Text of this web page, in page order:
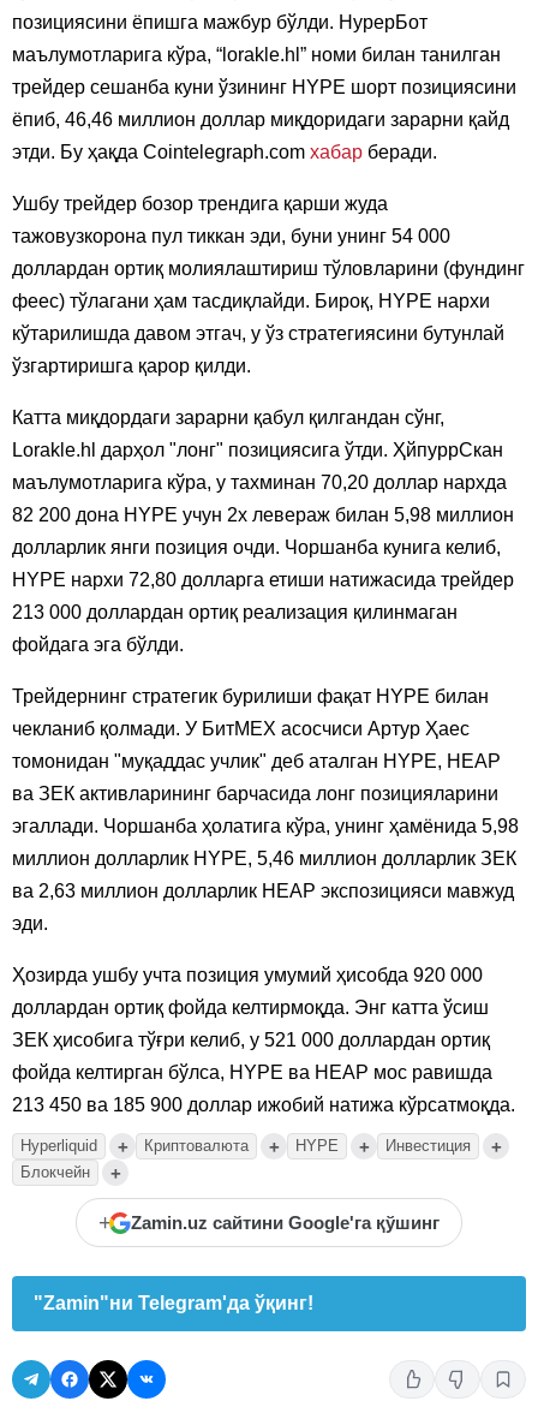
позициясини ёпишга мажбур бўлди. HypeрБот
маълумотларига кўра, “lorakle.hl” номи билан танилган
трейдер сешанба куни ўзининг HYPE шорт позициясини
ёпиб, 46,46 миллион доллар миқдоридаги зарарни қайд
этди. Бу ҳақда Cointelegraph.com хабар беради.
Ушбу трейдер бозор трендига қарши жуда
тажовузкорона пул тиккан эди, буни унинг 54 000
доллардан ортиқ молиялаштириш тўловларини (фундинг
феес) тўлагани ҳам тасдиқлайди. Бироқ, HYPE нархи
кўтарилишда давом этгач, у ўз стратегиясини бутунлай
ўзгартиришга қарор қилди.
Катта миқдордаги зарарни қабул қилгандан сўнг,
Lorakle.hl дарҳол "лонг" позициясига ўтди. ҲйпуррСкан
маълумотларига кўра, у тахминан 70,20 доллар нархда
82 200 дона HYPE учун 2х левераж билан 5,98 миллион
долларлик янги позиция очди. Чоршанба кунига келиб,
HYPE нархи 72,80 долларга етиши натижасида трейдер
213 000 доллардан ортиқ реализация қилинмаган
фойдага эга бўлди.
Трейдернинг стратегик бурилиши фақат HYPE билан
чекланиб қолмади. У БитМEХ асосчиси Артур Ҳаес
томонидан "муқаддас учлик" деб аталган HYPE, НEАР
ва ЗEК активларининг барчасида лонг позицияларини
эгаллади. Чоршанба ҳолатига кўра, унинг ҳамёнида 5,98
миллион долларлик HYPE, 5,46 миллион долларлик ЗEК
ва 2,63 миллион долларлик НEАР экспозицияси мавжуд
эди.
Ҳозирда ушбу учта позиция умумий ҳисобда 920 000
доллардан ортиқ фойда келтирмоқда. Энг катта ўсиш
ЗEК ҳисобига тўғри келиб, у 521 000 доллардан ортиқ
фойда келтирган бўлса, HYPE ва НEАР мос равишда
213 450 ва 185 900 доллар ижобий натижа кўрсатмоқда.
Hyperliquid + Криптовалюта + HYPE + Инвестиция +
Блокчейн +
+ Zamin.uz сайтини Google'га қўшинг
"Zamin"ни Telegram'да ўқинг!